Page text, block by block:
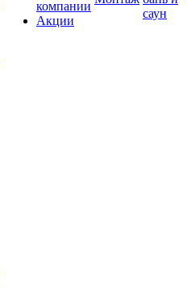
компании
Акции
саун